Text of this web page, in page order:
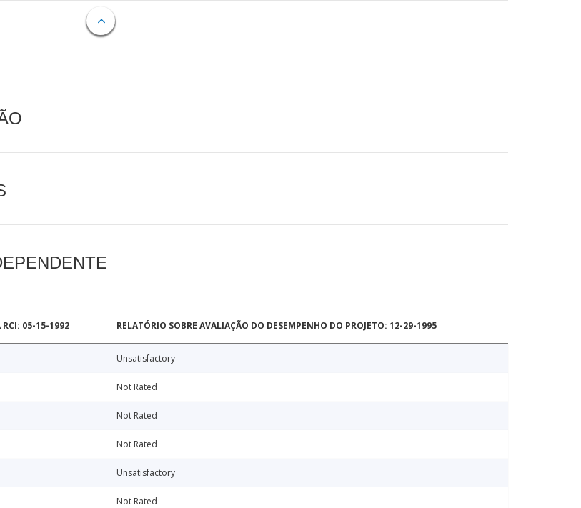
RCI: 05-15-1992 RELATÓRIO SOBRE AVALIAÇÃO DO DESEMPENHO DO PROJETO: 12-29-1995
Unsatisfactory
Not Rated
Not Rated
Not Rated
Unsatisfactory
Not Rated